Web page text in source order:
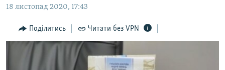
до
навігації
Перейти
ПОЛІТИКА
БЛОГИ
ПОГЛЯД
ІНТЕРВ'Ю
18 листопад 2020, 17:43
Поділитись Читати без VPN